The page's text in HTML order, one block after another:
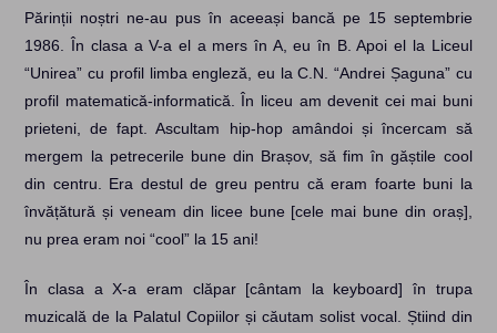
Părinții noștri ne-au pus în aceeași bancă pe 15 septembrie
1986. În clasa a V-a el a mers în A, eu în B. Apoi el la Liceul
“Unirea” cu profil limba engleză, eu la C.N. “Andrei Șaguna” cu
profil matematică-informatică. În liceu am devenit cei mai buni
prieteni, de fapt. Ascultam hip-hop amândoi și încercam să
mergem la petrecerile bune din Brașov, să fim în găștile cool
din centru. Era destul de greu pentru că eram foarte buni la
învățătură și veneam din licee bune [cele mai bune din oraș],
nu prea eram noi “cool” la 15 ani!
În clasa a X-a eram clăpar [cântam la keyboard] în trupa
muzicală de la Palatul Copiilor și căutam solist vocal. Știind din